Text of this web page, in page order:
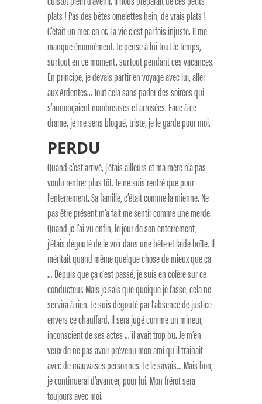
plats ! Pas des bêtes omelettes hein, de vrais plats !
C’était un mec en or. La vie c’est parfois injuste. Il me
manque énormément. Je pense à lui tout le temps,
surtout en ce moment, surtout pendant ces vacances.
En principe, je devais partir en voyage avec lui, aller
aux Ardentes… Tout cela sans parler des soirées qui
s’annonçaient nombreuses et arrosées. Face à ce
drame, je me sens bloqué, triste, je le garde pour moi.
PERDU
Quand c’est arrivé, j’étais ailleurs et ma mère n’a pas
voulu rentrer plus tôt. Je ne suis rentré que pour
l’enterrement. Sa famille, c’était comme la mienne. Ne
pas être présent m’a fait me sentir comme une merde.
Quand je l’ai vu enfin, le jour de son enterrement,
j’étais dégouté de le voir dans une bête et laide boîte. Il
méritait quand même quelque chose de mieux que ça
… Depuis que ça c’est passé, je suis en colère sur ce
conducteur. Mais je sais que quoique je fasse, cela ne
servira à rien. Je suis dégouté par l’absence de justice
envers ce chauffard. Il sera jugé comme un mineur,
inconscient de ses actes … il avait trop bu. Je m’en
veux de ne pas avoir prévenu mon ami qu’il trainait
avec de mauvaises personnes. Je le savais… Mais bon,
je continuerai d’avancer, pour lui. Mon frérot sera
toujours avec moi.